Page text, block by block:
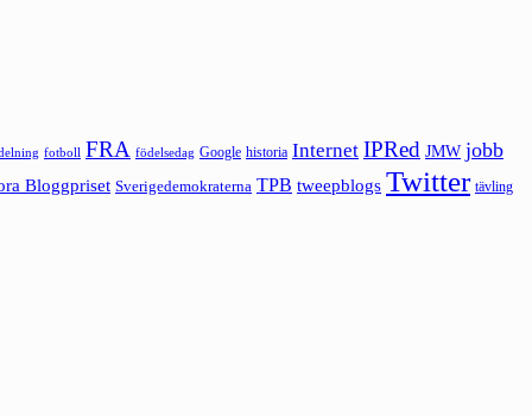
fotboll FRA födelsedag Google historia Internet IPRed JMW jobb
Bloggpriset Sverigedemokraterna TPB tweepblogs Twitter tävling